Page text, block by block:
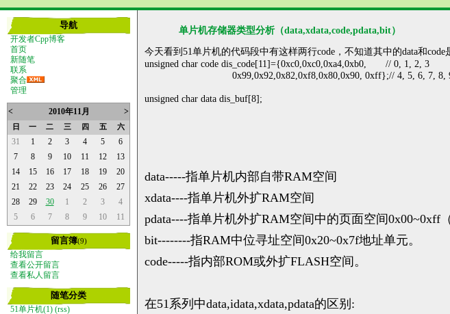
导航
开发者Cpp博客
首页
新随笔
联系
聚合
管理
< 2010年11月 >
日 一 二 三 四 五 六
31 1 2 3 4 5
6
7
8 9 10 11 12
13
14
15 16 17 18 19
20
21
22 23 24 25 26
27
28
29 30 1 2 3
4
5
6 7 8 9 10 11
留言簿(9)
给我留言
查看公开留言
查看私人留言
随笔分类
51单片机(1) (rss)
单片机存储器类型分析（data,xdata,code,pdata,bit）
今天看到51单片机的代码段中有这样两行code，不知道其中的data和
unsigned char code dis_code[11]={0xc0,0xc0,0xa4,0xb0,
// 0, 1, 2, 3
0x99,0x92,0x82,0xf8,0x80,0x90, 0xff};// 4, 5, 6, 7, 8,
unsigned char data dis_buf[8];
data-----指单片机内部自带RAM空间
xdata----指单片机外扩RAM空间
pdata----指单片机外扩RAM空间中的页面空间0x00~0xff
bit--------指RAM中位寻址空间0x20~0x7f地址单元。
code-----指内部ROM或外扩FLASH空间。
在51系列中data,idata,xdata,pdata的区别: